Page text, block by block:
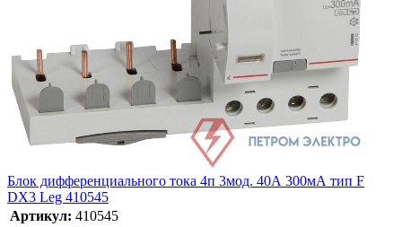
Блок дифференциального тока 4п 3мод. 40А 300мА тип F
DX3 Leg 410545
Артикул: 410545